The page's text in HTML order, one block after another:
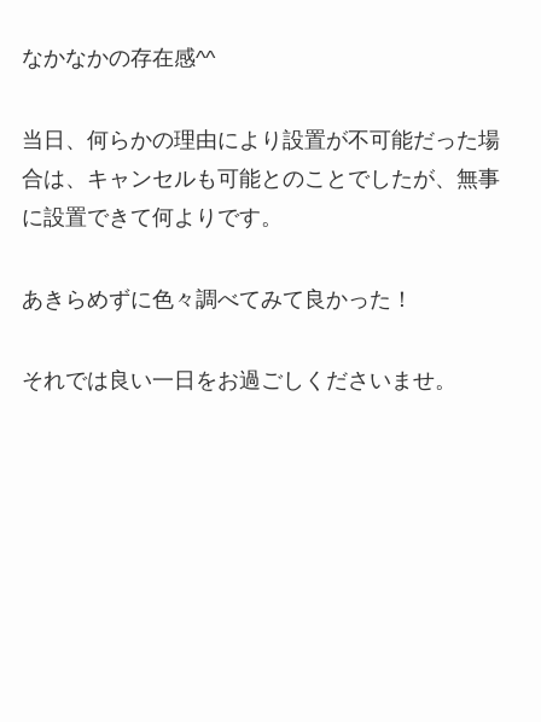
なかなかの存在感^^
当日、何らかの理由により設置が不可能だった場
合は、キャンセルも可能とのことでしたが、無事
に設置できて何よりです。
あきらめずに色々調べてみて良かった！
それでは良い一日をお過ごしくださいませ。